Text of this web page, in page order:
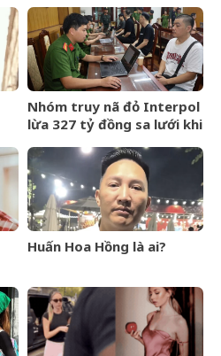
đình đám MXH
Nhóm truy nã đỏ Interpol
lừa 327 tỷ đồng sa lưới khi
Huấn Hoa Hồng là ai?